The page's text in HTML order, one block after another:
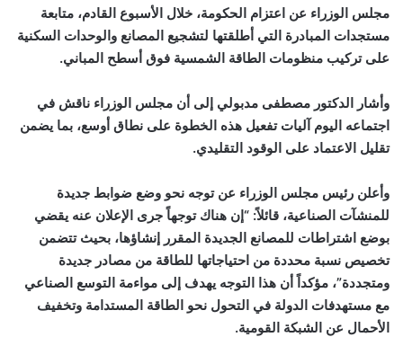
مجلس الوزراء عن اعتزام الحكومة، خلال الأسبوع القادم، متابعة
مستجدات المبادرة التي أطلقتها لتشجيع المصانع والوحدات السكنية
على تركيب منظومات الطاقة الشمسية فوق أسطح المباني.
وأشار الدكتور مصطفى مدبولي إلى أن مجلس الوزراء ناقش في
اجتماعه اليوم آليات تفعيل هذه الخطوة على نطاق أوسع، بما يضمن
تقليل الاعتماد على الوقود التقليدي.
وأعلن رئيس مجلس الوزراء عن توجه نحو وضع ضوابط جديدة
للمنشآت الصناعية، قائلاً: “إن هناك توجهاً جرى الإعلان عنه يقضي
بوضع اشتراطات للمصانع الجديدة المقرر إنشاؤها، بحيث تتضمن
تخصيص نسبة محددة من احتياجاتها للطاقة من مصادر جديدة
ومتجددة”، مؤكداً أن هذا التوجه يهدف إلى مواءمة التوسع الصناعي
مع مستهدفات الدولة في التحول نحو الطاقة المستدامة وتخفيف
الأحمال عن الشبكة القومية.